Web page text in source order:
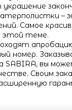
–
Самое
этой теме.
номер.
SABIRA, вы
Своим